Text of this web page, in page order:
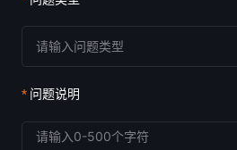
问题说明